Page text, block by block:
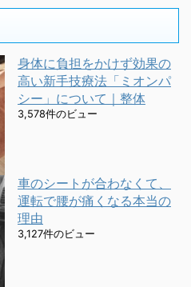
身体に負担をかけず効果の
高い新手技療法「ミオンパ
シー」について｜整体
3,578件のビュー
車のシートが合わなくて、
運転で腰が痛くなる本当の
理由
3,127件のビュー